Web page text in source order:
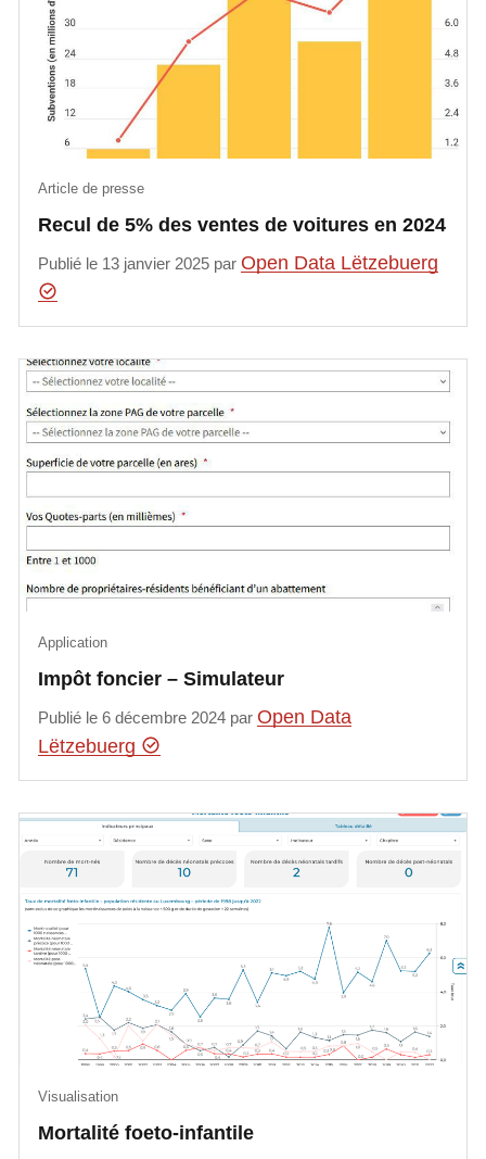
Recul de 5% des ventes de voitures en 2024
Article de presse
Publié le 13 janvier 2025 parOpen Data Lëtzebuerg
Impôt foncier – Simulateur
Application
Publié le 6 décembre 2024 parOpen Data
Lëtzebuerg
Mortalité foeto-infantile
Visualisation